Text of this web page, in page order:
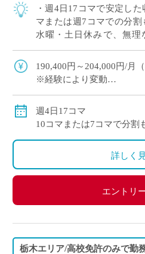
・週4日17コマで安定し
マまたは週7コマでの分割
水曜・土日休みで、無理
務いただけます。 ・落ち
190,400円～204,000円/月
※経験により変動
週4日17コマ
10コマまたは7コマで分割
詳しく
エントリ
栃木エリア/高校免許のみで勤